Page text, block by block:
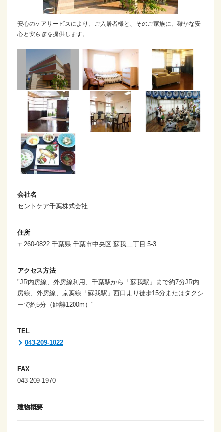
安心のケアサービスにより、ご入居者様と、そのご家族に、確かな安
心と安らぎを提供します。
会社名
セントケア千葉株式会社
住所
〒260-0822 千葉県 千葉市中央区 蘇我二丁目 5-3
アクセス方法
"JR内房線、外房線利用、千葉駅から「蘇我駅」まで約7分JR内
房線、外房線、京葉線「蘇我駅」西口より徒歩15分またはタクシ
ーで約5分（距離1200m）"
TEL
043-209-1022
FAX
043-209-1970
建物概要